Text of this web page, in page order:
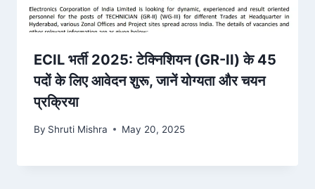
ECIL भर्ती 2025: टेक्निशियन (GR-II) के 45
पदों के लिए आवेदन शुरू, जानें योग्यता और चयन
प्रक्रिया
By Shruti Mishra May 20, 2025